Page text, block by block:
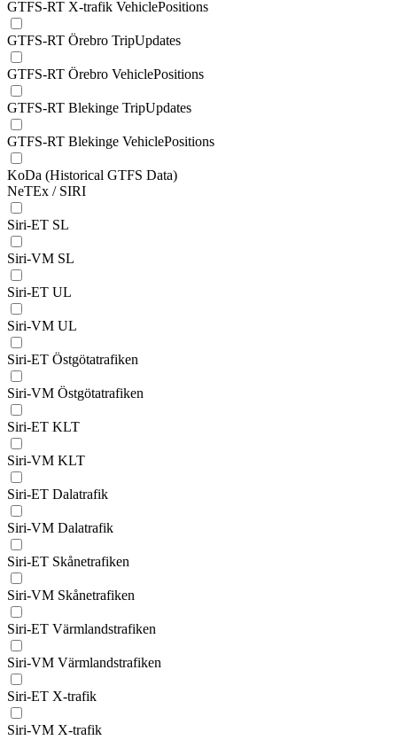
GTFS-RT X-trafik VehiclePositions
GTFS-RT Örebro TripUpdates
GTFS-RT Örebro VehiclePositions
GTFS-RT Blekinge TripUpdates
GTFS-RT Blekinge VehiclePositions
KoDa (Historical GTFS Data)
NeTEx / SIRI
Siri-ET SL
Siri-VM SL
Siri-ET UL
Siri-VM UL
Siri-ET Östgötatrafiken
Siri-VM Östgötatrafiken
Siri-ET KLT
Siri-VM KLT
Siri-ET Dalatrafik
Siri-VM Dalatrafik
Siri-ET Skånetrafiken
Siri-VM Skånetrafiken
Siri-ET Värmlandstrafiken
Siri-VM Värmlandstrafiken
Siri-ET X-trafik
Siri-VM X-trafik